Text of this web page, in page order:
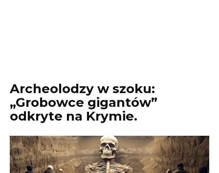
Archeolodzy w szoku:
„Grobowce gigantów”
odkryte na Krymie.